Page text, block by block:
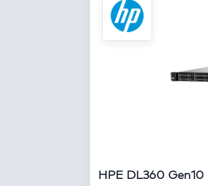
HPE DL360 Gen10